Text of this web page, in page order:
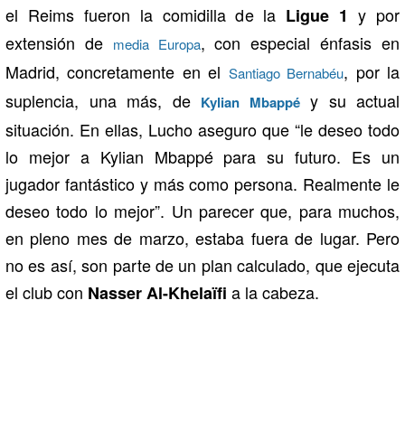
el Reims fueron la comidilla de la Ligue 1 y por
extensión de media Europa, con especial énfasis en
Madrid, concretamente en el Santiago Bernabéu, por la
suplencia, una más, de Kylian Mbappéy su actual
situación. En ellas, Lucho aseguro que “le deseo todo
lo mejor a Kylian Mbappé para su futuro. Es un
jugador fantástico y más como persona. Realmente le
deseo todo lo mejor”. Un parecer que, para muchos,
en pleno mes de marzo, estaba fuera de lugar. Pero
no es así, son parte de un plan calculado, que ejecuta
el club con Nasser Al-Khelaïfi a la cabeza.